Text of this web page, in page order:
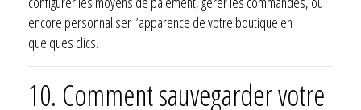
encore personnaliser l’apparence de votre boutique en
quelques clics.
10. Comment sauvegarder votre